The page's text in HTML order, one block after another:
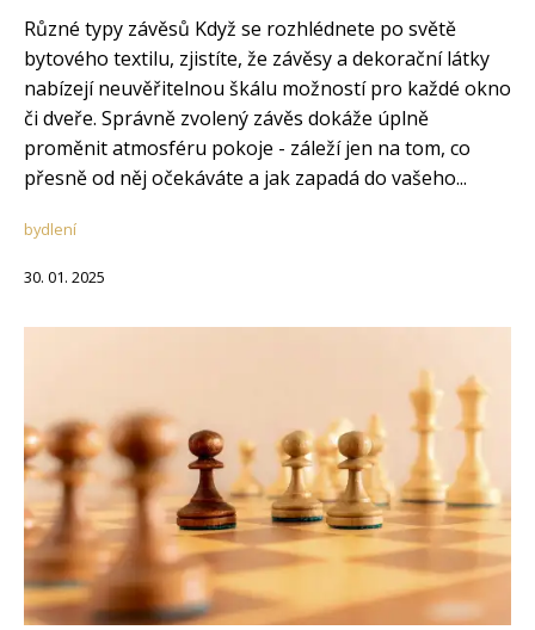
Různé typy závěsů Když se rozhlédnete po světě
bytového textilu, zjistíte, že závěsy a dekorační látky
nabízejí neuvěřitelnou škálu možností pro každé okno
či dveře. Správně zvolený závěs dokáže úplně
proměnit atmosféru pokoje - záleží jen na tom, co
přesně od něj očekáváte a jak zapadá do vašeho...
bydlení
30. 01. 2025